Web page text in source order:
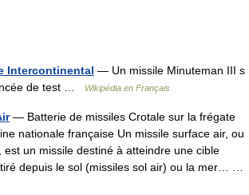
Intercontinental — Un missile Minuteman III s
de test …
Wikipédia en Français
— Batterie de missiles Crotale sur la frégate
nationale française Un missile surface air, ou
est un missile destiné à atteindre une cible
depuis le sol (missiles sol air) ou la mer… …